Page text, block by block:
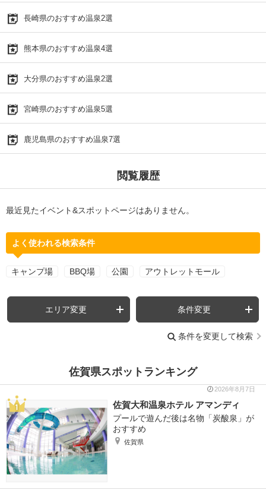
長崎県のおすすめ温泉2選
熊本県のおすすめ温泉4選
大分県のおすすめ温泉2選
宮崎県のおすすめ温泉5選
鹿児島県のおすすめ温泉7選
閲覧履歴
最近見たイベント&スポットページはありません。
よく使われる検索条件
キャンプ場 BBQ場 公園 アウトレットモール
エリア変更 条件変更
条件を変更して検索
佐賀県スポットランキング
2026年8月7日
佐賀大和温泉ホテル アマンディ
プールで遊んだ後は名物「炭酸泉」が
おすすめ
佐賀県